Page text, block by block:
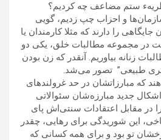
ستم مضاعف چه کردیم؟
و احزاب چپ زدیم، گویی
را دارند که مثلا کارمندان یا
در مجموعه مطالبات خلق، یکی دو
زنانه بیاوریم. آنقدر که زن بودن
طبیعی” تصور می‌شد.
که مبارزاتشان در حد غرولندهای
اشکال جدید مبارزه‌شان سئوالاتی
مقابل اعتقادات سنتی‌اش پای
این شوریدگی برای رهایی، چقدر
تو بود و برای همه کسانی که